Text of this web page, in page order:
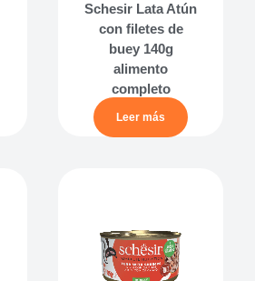
Schesir Lata Atún
con filetes de
buey 140g
alimento
completo
Leer más